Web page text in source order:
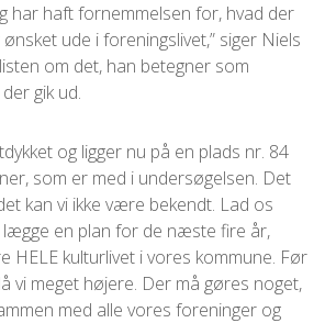
har haft fornemmelsen for, hvad der
ude i foreningslivet,” siger Niels
om det, han betegner som
gik ud.
og ligger nu på en plads nr. 84
som er med i undersøgelsen. Det
kan vi ikke være bekendt. Lad os
lægge en plan for de næste fire år,
HELE kulturlivet i vores kommune. Før
vi meget højere. Der må gøres noget,
med alle vores foreninger og